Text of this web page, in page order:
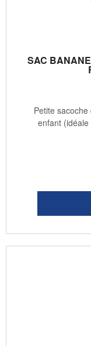
SAC
Petite
enfant